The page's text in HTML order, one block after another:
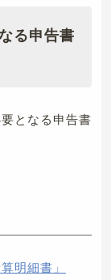
る申告書
となる申告書
明細書」